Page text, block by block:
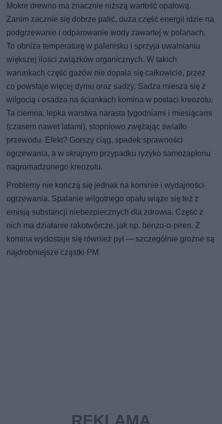
Mokre drewno ma znacznie niższą wartość opałową.
Zanim zacznie się dobrze palić, duża część energii idzie na
podgrzewanie i odparowanie wody zawartej w polanach.
To obniża temperaturę w palenisku i sprzyja uwalnianiu
większej ilości związków organicznych. W takich
warunkach część gazów nie dopala się całkowicie, przez
co powstaje więcej dymu oraz sadzy. Sadza miesza się z
wilgocią i osadza na ściankach komina w postaci kreozotu.
Ta ciemna, lepka warstwa narasta tygodniami i miesiącami
(czasem nawet latami), stopniowo zwężając światło
przewodu. Efekt? Gorszy ciąg, spadek sprawności
ogrzewania, a w skrajnym przypadku ryzyko samozapłonu
nagromadzonego kreozotu.
Problemy nie kończą się jednak na kominie i wydajności
ogrzewania. Spalanie wilgotnego opału wiąże się też z
emisją substancji niebezpiecznych dla zdrowia. Część z
nich ma działanie rakotwórcze, jak np. benzo-α-piren. Z
komina wydostaje się również pył — szczególnie groźne są
najdrobniejsze cząstki PM